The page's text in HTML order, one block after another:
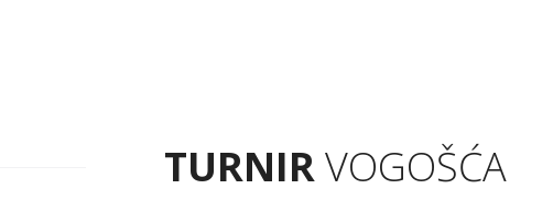
TURNIRVOGOŠĆA